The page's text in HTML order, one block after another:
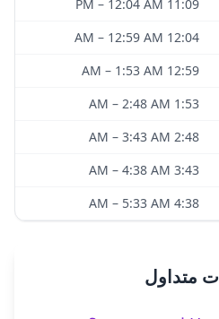
11:09 PM
– 12:04 AM
12:04 AM
– 12:59 AM
12:59 AM
– 1:53 AM
1:53 AM
– 2:48 AM
2:48 AM
– 3:43 AM
3:43 AM
– 4:38 AM
4:38 AM
– 5:33 AM
متداول